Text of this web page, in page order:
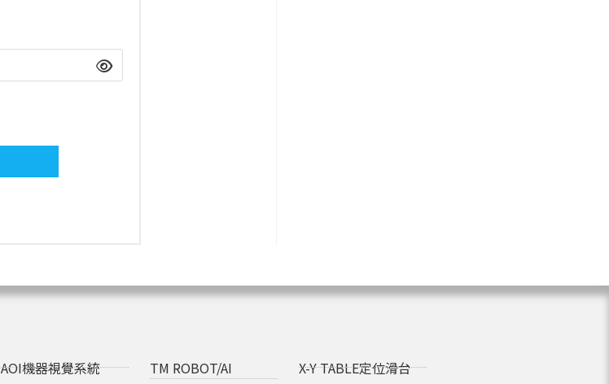
AOI機器視覺系統
TM ROBOT/AI
X-Y TABLE定位滑台